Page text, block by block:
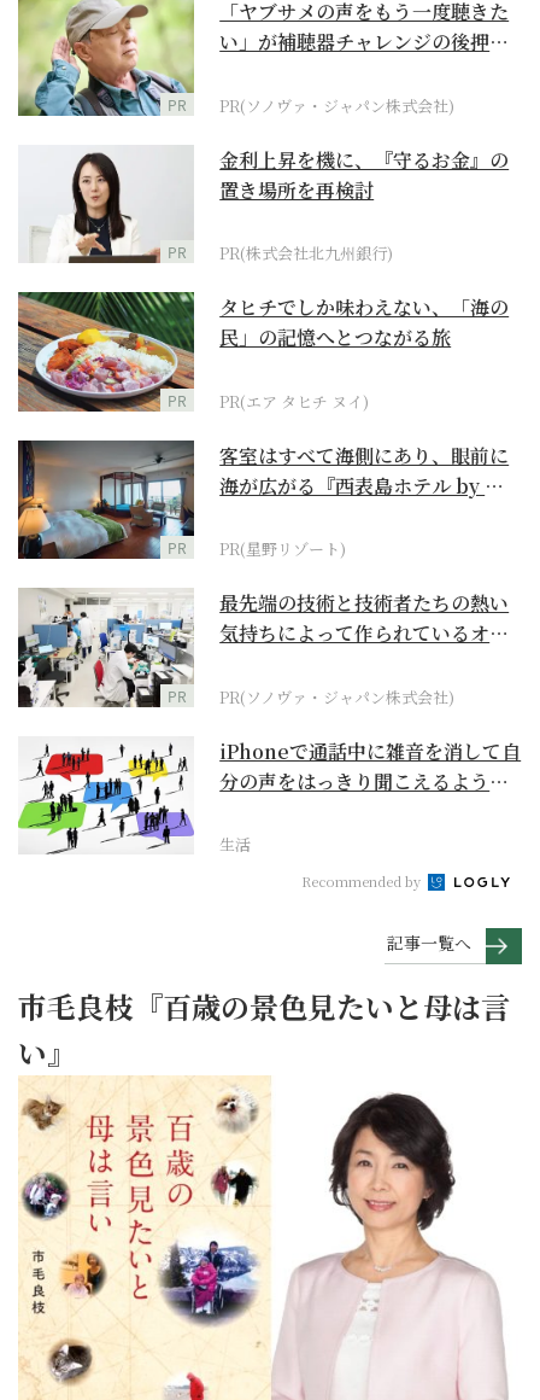
PR
「ヤブサメの声をもう一度聴きた
い」が補聴器チャレンジの後押し
PR(ソノヴァ・ジャパン株式会社)
PR
金利上昇を機に、『守るお金』の
置き場所を再検討
PR(株式会社北九州銀行)
PR
タヒチでしか味わえない、「海の
民」の記憶へとつながる旅
PR(エア タヒチ ヌイ)
PR
客室はすべて海側にあり、眼前に
海が広がる『西表島ホテル by 星
PR(星野リゾート)
PR
最先端の技術と技術者たちの熱い
気持ちによって作られているオー
PR(ソノヴァ・ジャパン株式会社)
iPhoneで通話中に雑音を消して自
分の声をはっきり聞こえるように
生活
Recommended by
記事一覧へ
市毛良枝『百歳の景色見たいと母は言
い』